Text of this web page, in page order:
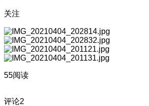
关注
55阅读
评论2